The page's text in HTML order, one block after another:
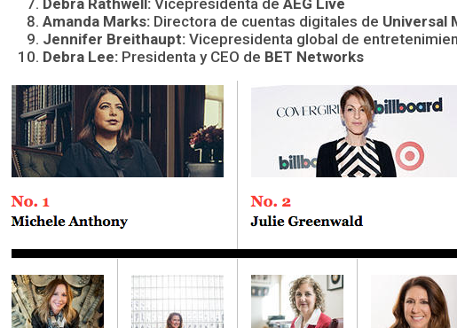
Amanda Marks: Directora de cuentas digitales de Universal
Jennifer Breithaupt: Vicepresidenta global de
Debra Lee: Presidenta y CEO de BET Networks